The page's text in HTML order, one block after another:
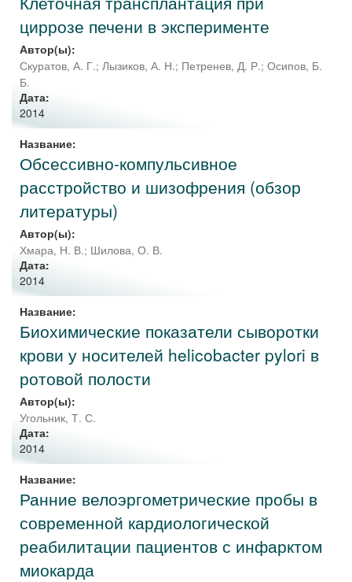
циррозе печени в эксперименте
Автор(ы):
Скуратов, А. Г.; Лызиков, А. Н.; Петренев, Д. Р.; Осипов, Б.
Б.
Дата:
2014
Название:
Обсессивно-компульсивное
расстройство и шизофрения (обзор
литературы)
Автор(ы):
Хмара, Н. В.; Шилова, О. В.
Дата:
2014
Название:
Биохимические показатели сыворотки
крови у носителей helicobacter pylori в
ротовой полости
Автор(ы):
Угольник, Т. С.
Дата:
2014
Название:
Ранние велоэргометрические пробы в
современной кардиологической
реабилитации пациентов с инфарктом
миокарда